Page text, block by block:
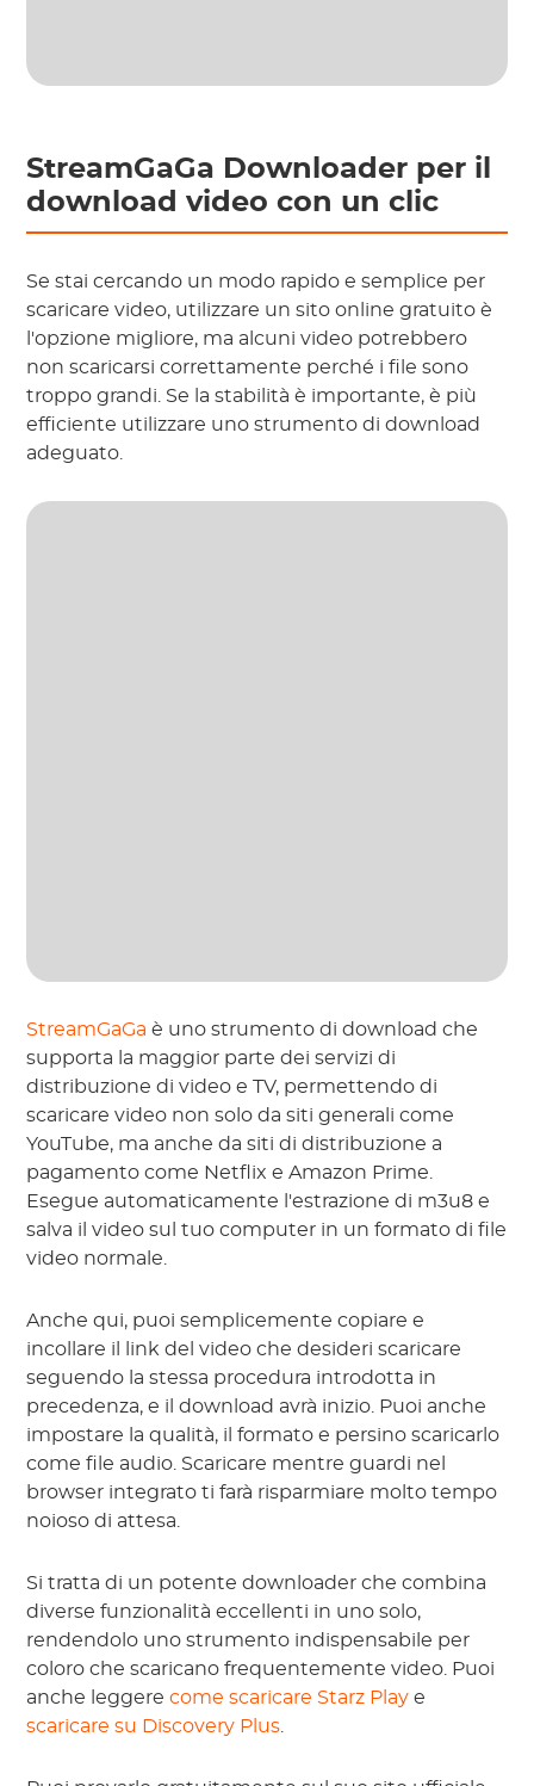
StreamGaGa Downloader per il
download video con un clic
Se stai cercando un modo rapido e semplice per
scaricare video, utilizzare un sito online gratuito è
l'opzione migliore, ma alcuni video potrebbero
non scaricarsi correttamente perché i file sono
troppo grandi. Se la stabilità è importante, è più
efficiente utilizzare uno strumento di download
adeguato.
StreamGaGa è uno strumento di download che
supporta la maggior parte dei servizi di
distribuzione di video e TV, permettendo di
scaricare video non solo da siti generali come
YouTube, ma anche da siti di distribuzione a
pagamento come Netflix e Amazon Prime.
Esegue automaticamente l'estrazione di m3u8 e
salva il video sul tuo computer in un formato di file
video normale.
Anche qui, puoi semplicemente copiare e
incollare il link del video che desideri scaricare
seguendo la stessa procedura introdotta in
precedenza, e il download avrà inizio. Puoi anche
impostare la qualità, il formato e persino scaricarlo
come file audio. Scaricare mentre guardi nel
browser integrato ti farà risparmiare molto tempo
noioso di attesa.
Si tratta di un potente downloader che combina
diverse funzionalità eccellenti in uno solo,
rendendolo uno strumento indispensabile per
coloro che scaricano frequentemente video. Puoi
anche leggerecome scaricare Starz Play e
scaricare su Discovery Plus